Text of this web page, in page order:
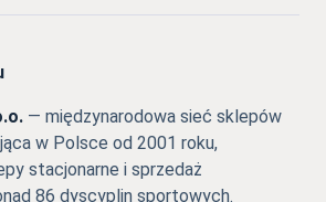
— międzynarodowa sieć sklepów
w Polsce od 2001 roku,
stacjonarne i sprzedaż
86 dyscyplin sportowych.